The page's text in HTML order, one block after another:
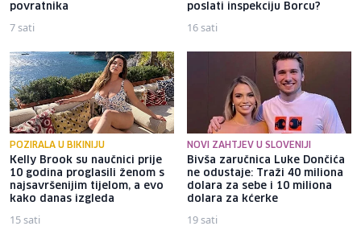
povratnika
7 sati
poslati inspekciju Borcu?
16 sati
POZIRALA U BIKINIJU
Kelly Brook su naučnici prije
10 godina proglasili ženom s
najsavršenijim tijelom, a evo
kako danas izgleda
15 sati
NOVI ZAHTJEV U SLOVENIJI
Bivša zaručnica Luke Dončića
ne odustaje: Traži 40 miliona
dolara za sebe i 10 miliona
dolara za kćerke
19 sati